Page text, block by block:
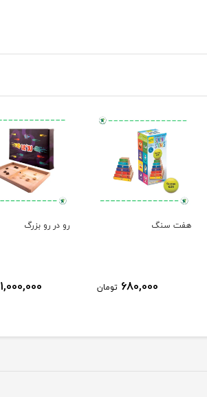
هفت سنگ
680,000 تومان
رو در رو بزرگ
1,000,000